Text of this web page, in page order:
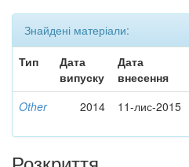
Знайдені матеріали:
Тип
Дата
випуску
Дата
внесення
Other 2014 11-лис-2015